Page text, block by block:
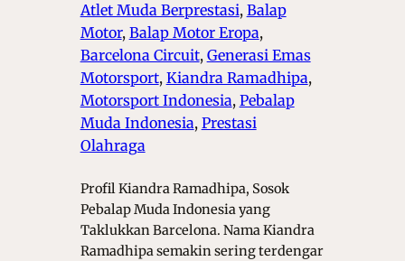
Atlet Muda Berprestasi, Balap
Motor, Balap Motor Eropa ,
Barcelona Circuit, Generasi Emas
Motorsport, Kiandra Ramadhipa ,
Motorsport Indonesia, Pebalap
Muda Indonesia, Prestasi
Olahraga
Profil Kiandra Ramadhipa, Sosok
Pebalap Muda Indonesia yang
Taklukkan Barcelona. Nama Kiandra
Ramadhipa semakin sering terdengar